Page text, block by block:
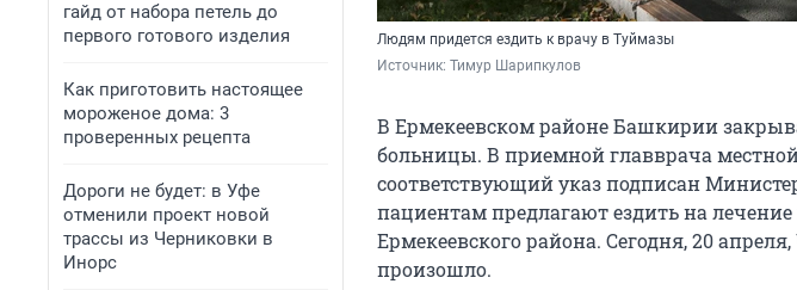
гайд от набора петель до
первого готового изделия
Как приготовить настоящее
мороженое дома: 3
проверенных рецепта
Дороги не будет: в Уфе
отменили проект новой
трассы из Черниковки в
Инорс
Людям придется ездить к врачу в Туймазы
Источник: Тимур Шарипкулов
В Ермекеевском районе Башкирии
больницы. В приемной главврача
соответствующий указ подписан
пациентам предлагают ездить на
Ермекеевского района. Сегодня, 20
произошло.